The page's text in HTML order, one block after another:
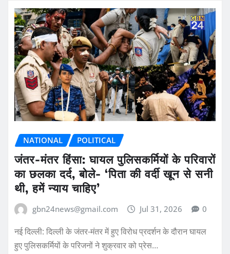
NATIONAL POLITICAL
जंतर-मंतर हिंसा: घायल पुलिसकर्मियों के परिवारों
का छलका दर्द, बोले- ‘पिता की वर्दी खून से सनी
थी, हमें न्याय चाहिए’
gbn24news@gmail.com Jul 31, 2026 0
नई दिल्ली: दिल्ली के जंतर-मंतर में हुए विरोध प्रदर्शन के दौरान घायल
हुए पुलिसकर्मियों के परिजनों ने शुक्रवार को प्रेस…